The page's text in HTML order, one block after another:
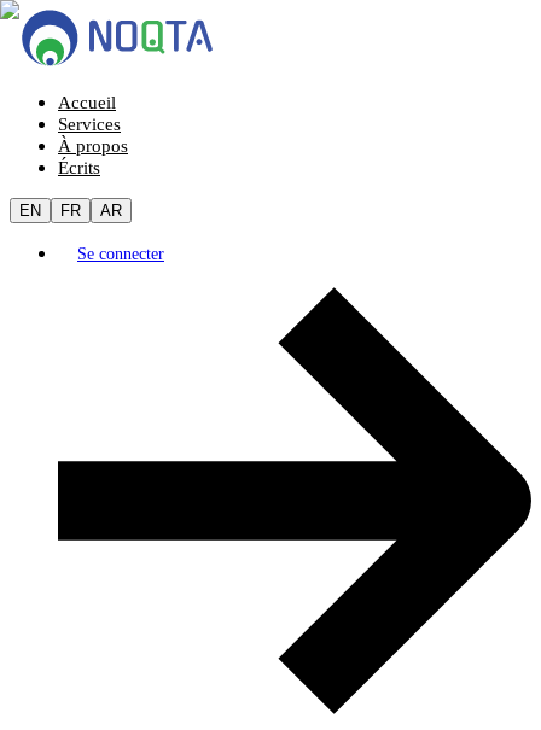
Accueil
Services
À propos
Écrits
EN FR AR
Se connecter